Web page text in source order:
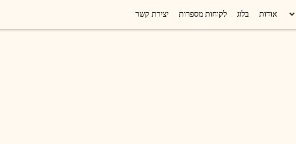
אודות בלוג לקוחות מספרות יצירת קשר